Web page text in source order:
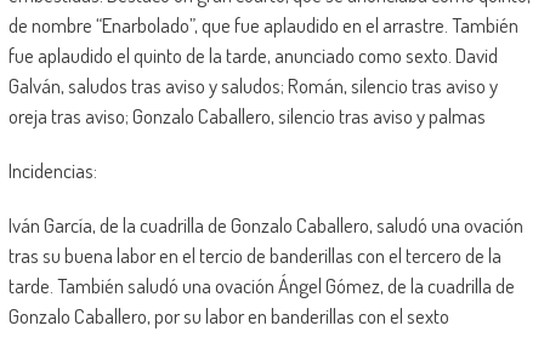
de nombre “Enarbolado”, que fue aplaudido en el arrastre. También
fue aplaudido el quinto de la tarde, anunciado como sexto. David
Galván, saludos tras aviso y saludos; Román, silencio tras aviso y
oreja tras aviso; Gonzalo Caballero, silencio tras aviso y palmas
Incidencias:
Iván García, de la cuadrilla de Gonzalo Caballero, saludó una ovación
tras su buena labor en el tercio de banderillas con el tercero de la
tarde. También saludó una ovación Ángel Gómez, de la cuadrilla de
Gonzalo Caballero, por su labor en banderillas con el sexto